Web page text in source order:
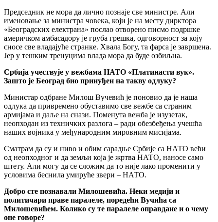
Председник не мора да лично познаје све министре. Али
именовање за министра човека, који је на месту дирктора
«Београдских електрана» послао отворено писмо подршке
америчком амбасадору је груба грешка, одговорност за коју
сносе све владајуће странке. Хвала Богу, та фарса је завршена.
Јер у тешким тренуцима влада мора да буде озбиљна.
Србија учествује у вежбама НАТО «Платинасти вук».
Зашто је Београд био принуђен на такву одлуку?
Министар одбране Милош Вучевић је поновио да је наша
одлука да привремено обуставимо све вежбе са страним
армијама и даље на снази. Поменута вежба је изузетак,
неопходан из техничких разлога – ради обезбеђења учешћа
наших војника у међународним мировним мисијама.
Сматрам да су и ниво и обим сарадње Србије са НАТО већи
од неопходног и да земљи која је жртва НАТО, наносе само
штету. Али могу да се сложим да то није лако променити у
условима беснила умируће звери – НАТО.
Добро сте познавали Милошевића. Неки медији и
политичари праве паралеле, поредећи Вучића са
Милошевићем. Колико су те паралеле оправдане и о чему
оне говоре?